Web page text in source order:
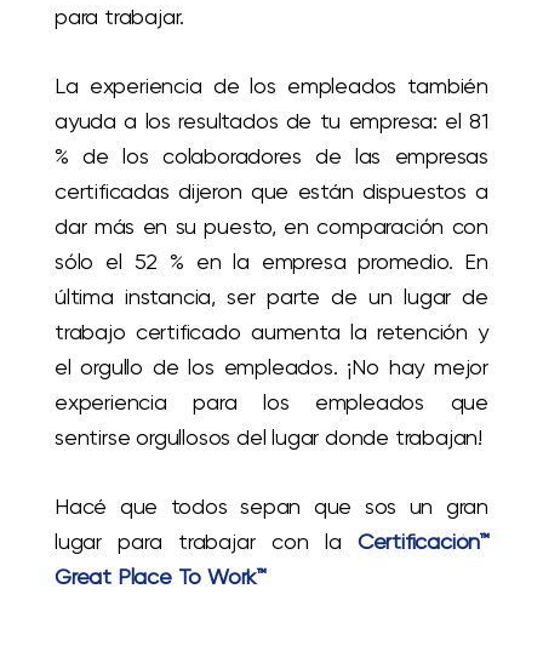
para trabajar.
La experiencia de los empleados también
ayuda a los resultados de tu empresa: el 81
% de los colaboradores de las empresas
certificadas dijeron que están dispuestos a
dar más en su puesto, en comparación con
sólo el 52 % en la empresa promedio. En
última instancia, ser parte de un lugar de
trabajo certificado aumenta la retención y
el orgullo de los empleados. ¡No hay mejor
experiencia para los empleados que
sentirse orgullosos del lugar donde trabajan!
Hacé que todos sepan que sos un gran
lugar para trabajar con la
Certificación™
Great Place To Work™